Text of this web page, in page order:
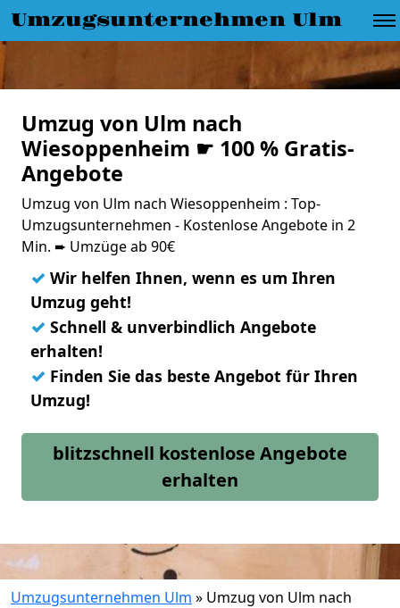
Umzugsunternehmen Ulm
Umzug von Ulm nach
Wiesoppenheim ☛ 100 % Gratis-
Angebote
Umzug von Ulm nach Wiesoppenheim : Top-
Umzugsunternehmen - Kostenlose Angebote in 2
Min. ➨ Umzüge ab 90€
✓ Wir helfen Ihnen, wenn es um Ihren
Umzug geht!
✓ Schnell & unverbindlich Angebote
erhalten!
✓ Finden Sie das beste Angebot für Ihren
Umzug!
blitzschnell kostenlose Angebote
erhalten
Umzugsunternehmen Ulm » Umzug von Ulm nach